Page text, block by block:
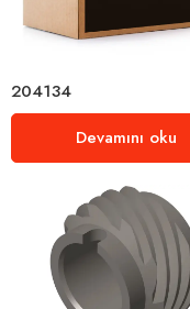
204134
Devamını oku